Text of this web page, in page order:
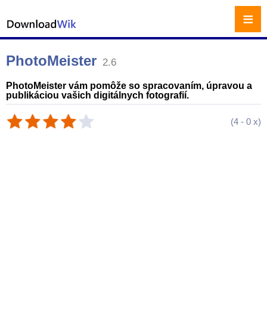
PhotoMeister 2.6
PhotoMeister vám pomôže so spracovaním, úpravou a
publikáciou vašich digitálnych fotografií.
(4 - 0 x)
≡